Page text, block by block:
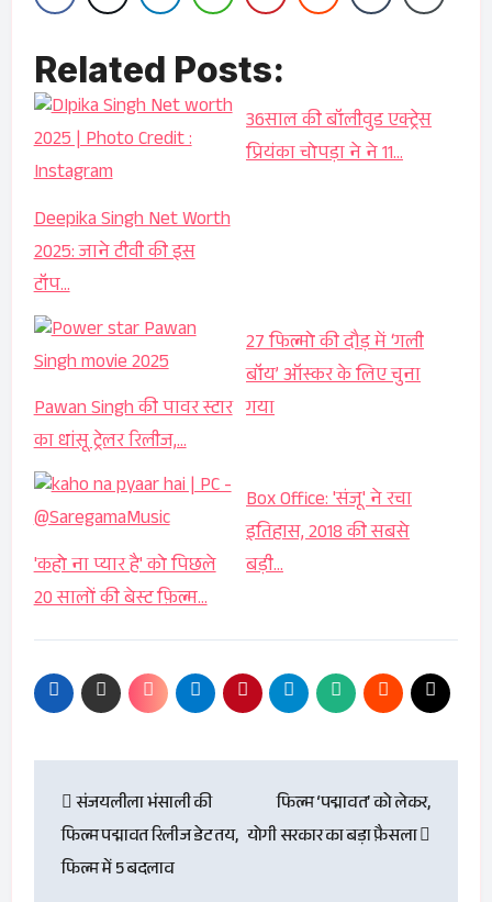
Related Posts:
Deepika Singh Net Worth
2025: जाने टीवी की इस
टॉप…
36साल की बॉलीवुड एक्ट्रेस
प्रियंका चोपड़ा ने ने 11…
Pawan Singh की पावर स्टार
का धांसू ट्रेलर रिलीज,…
27 फिल्मो की दौड़ में ‘गली
बॉय’ ऑस्कर के लिए चुना
गया
'कहो ना प्यार है' को पिछले
20 सालों की बेस्ट फ़िल्म…
Box Office: 'संजू' ने रचा
इतिहास, 2018 की सबसे
बड़ी…
Post
navigation
संजयलीला भंसाली की
फिल्म पद्मावत रिलीज डेट तय,
फिल्म में 5 बदलाव
फिल्म ‘पद्मावत’ को लेकर,
योगी सरकार का बड़ा फ़ैसला